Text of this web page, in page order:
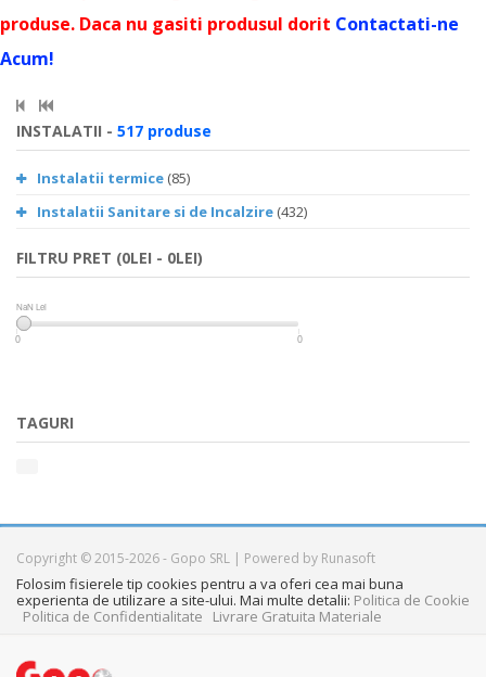
produse. Daca nu gasiti produsul dorit Contactati-ne
Acum!
INSTALATII - 517 produse
Instalatii termice (85)
Instalatii Sanitare si de Incalzire (432)
FILTRU PRET (0LEI - 0LEI)
NaN Lei
NaN Lei
0 0
TAGURI
Copyright © 2015-2026 - Gopo SRL | Powered by Runasoft
Folosim fisierele tip cookies pentru a va oferi cea mai buna
experienta de utilizare a site-ului. Mai multe detalii: Politica de Cookie
Politica de Confidentialitate
Livrare Gratuita Materiale